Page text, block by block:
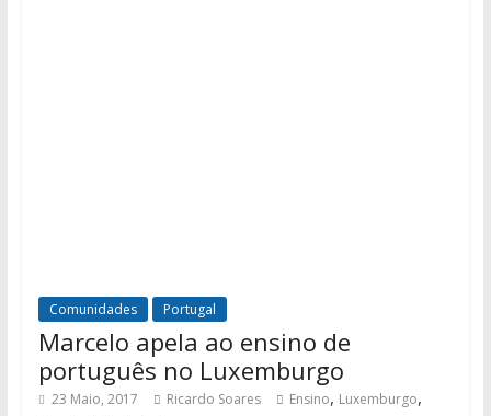
Comunidades Portugal
Marcelo apela ao ensino de
português no Luxemburgo
23 Maio, 2017 Ricardo Soares Ensino, Luxemburgo,